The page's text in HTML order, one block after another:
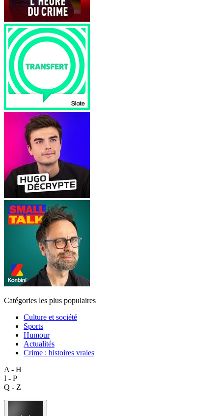
Catégories les plus populaires
Culture et société
Sports
Humour
Actualités
Crime : histoires vraies
A - H
I - P
Q - Z